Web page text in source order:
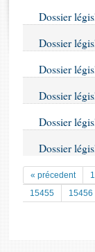
Rapports
Baromètre de
Dossiers
Questions
Comptes
Dossier
Dossier
Dossier
Dossier
Dossier
Dossier
« précedent 1
15455
15456